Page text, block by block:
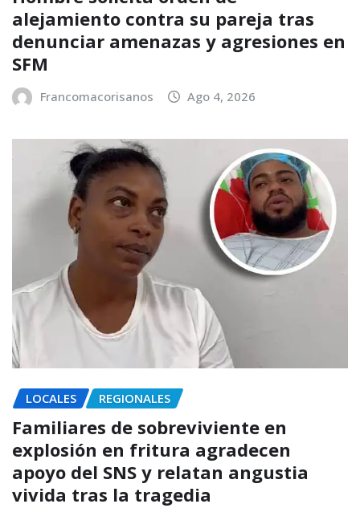
alejamiento contra su pareja tras
denunciar amenazas y agresiones en
SFM
Francomacorisanos Ago 4, 2026
LOCALES REGIONALES
Familiares de sobreviviente en
explosión en fritura agradecen
apoyo del SNS y relatan angustia
vivida tras la tragedia